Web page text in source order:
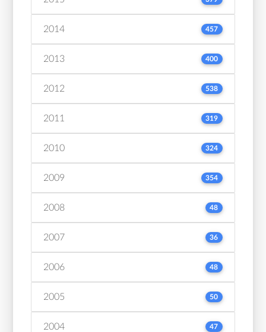
2014 457
2013 400
2012 538
2011 319
2010 324
2009 354
2008 48
2007 36
2006 48
2005 50
2004 47